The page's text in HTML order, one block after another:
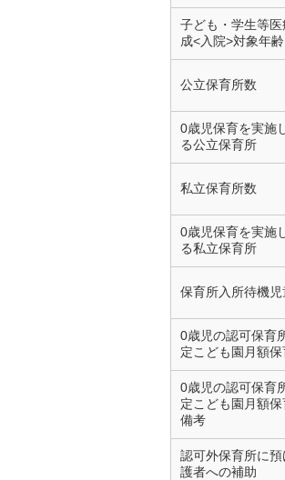
子ども・学生等医
成<入院>対象年齢
公立保育所数
0歳児保育を実施
る公立保育所
私立保育所数
0歳児保育を実施
る私立保育所
保育所入所待機児
0歳児の認可保育
定こども園月額
0歳児の認可保育
定こども園月額保
備考
認可外保育所に預
護者への補助